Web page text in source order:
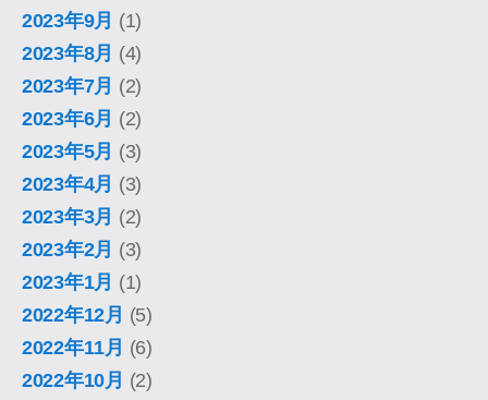
2023年9月 (1)
2023年8月 (4)
2023年7月 (2)
2023年6月 (2)
2023年5月 (3)
2023年4月 (3)
2023年3月 (2)
2023年2月 (3)
2023年1月 (1)
2022年12月 (5)
2022年11月 (6)
2022年10月 (2)